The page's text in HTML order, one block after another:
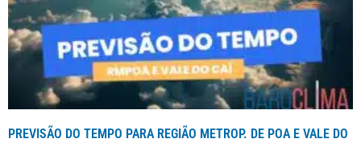
PREVISÃO DO TEMPO PARA REGIÃO METROP. DE POA E VALE DO